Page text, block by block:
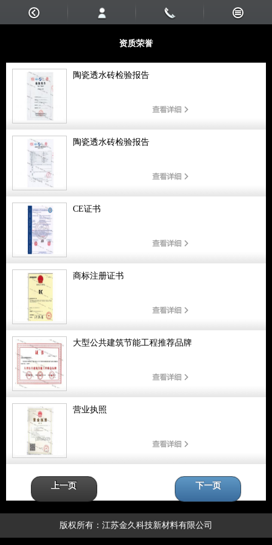
资质荣誉
陶瓷透水砖检验报告
陶瓷透水砖检验报告
CE证书
商标注册证书
大型公共建筑节能工程推荐品牌
营业执照
上一页 下一页
版权所有：江苏金久科技新材料有限公司